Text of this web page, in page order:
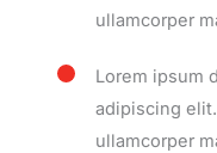
ullamcorper
Lorem ipsum
adipiscing
ullamcorper